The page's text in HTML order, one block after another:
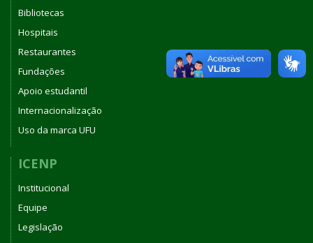
Bibliotecas
Hospitais
Restaurantes
Fundações
Apoio estudantil
Internacionalização
Uso da marca UFU
ICENP
Institucional
Equipe
Legislação